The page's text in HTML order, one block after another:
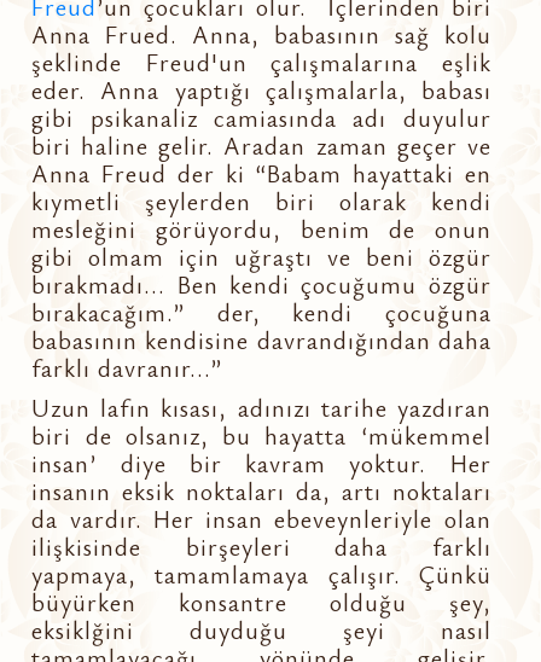
Anna Frued. Anna, babasının sağ kolu
şeklinde Freud'un çalışmalarına eşlik
eder. Anna yaptığı çalışmalarla, babası
gibi psikanaliz camiasında adı duyulur
biri haline gelir. Aradan zaman geçer ve
Anna Freud der ki “Babam hayattaki en
kıymetli şeylerden biri olarak kendi
mesleğini görüyordu, benim de onun
gibi olmam için uğraştı ve beni özgür
bırakmadı... Ben kendi çocuğumu özgür
bırakacağım.” der, kendi çocuğuna
babasının kendisine davrandığından daha
farklı davranır...”
Uzun lafın kısası, adınızı tarihe yazdıran
biri de olsanız, bu hayatta ‘mükemmel
insan’ diye bir kavram yoktur. Her
insanın eksik noktaları da, artı noktaları
da vardır. Her insan ebeveynleriyle olan
ilişkisinde birşeyleri daha farklı
yapmaya, tamamlamaya çalışır. Çünkü
büyürken konsantre olduğu şey,
eksiklğini duyduğu şeyi nasıl